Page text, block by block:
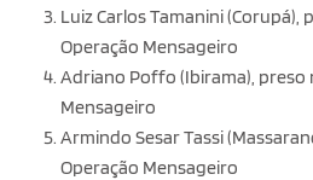
Luiz Carlos Tamanini (Corupá),
Operação Mensageiro
Adriano Poffo (Ibirama), preso
Mensageiro
Armindo Sesar Tassi
Operação Mensageiro